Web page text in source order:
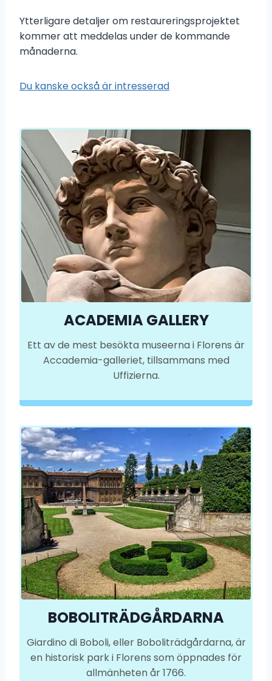
Ytterligare detaljer om restaureringsprojektet
kommer att meddelas under de kommande
månaderna.
Du kanske också är intresserad
ACADEMIA GALLERY
Ett av de mest besökta museerna i Florens är
Accademia-galleriet, tillsammans med
Uffizierna.
BOBOLITRÄDGÅRDARNA
Giardino di Boboli, eller Boboliträdgårdarna, är
en historisk park i Florens som öppnades för
allmänheten år 1766.